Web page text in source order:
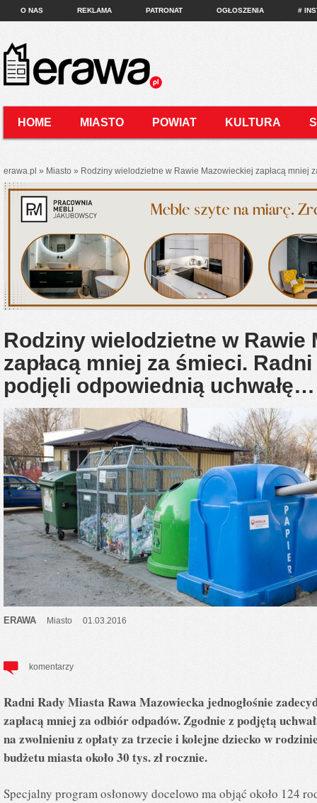
O NAS REKLAMA PATRONAT OGŁOSZENIA #
HOME MIASTO POWIAT KULTURA
erawa.pl » Miasto » Rodziny wielodzietne w Rawie Mazowieckiej zapłacą
Rodziny wielodzietne w Rawie
zapłacą mniej za śmieci.
podjęli odpowiednią uchwałę…
ERAWA Miasto 01.03.2016
komentarzy
Radni Rady Miasta Rawa Mazowiecka jednogłośnie
zapłacą mniej za odbiór odpadów. Zgodnie z podjętą
na zwolnieniu z opłaty za trzecie i kolejne dziecko w
budżetu miasta około 30 tys. zł rocznie.
Specjalny program osłonowy docelowo ma objąć około 124